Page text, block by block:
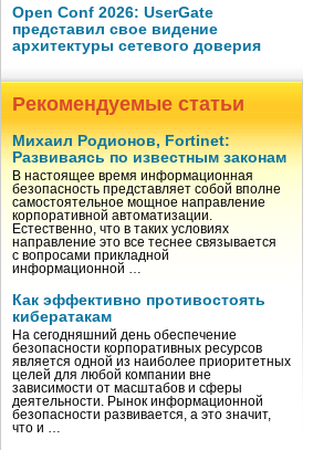
Open Conf 2026: UserGate
представил свое видение
архитектуры сетевого доверия
Рекомендуемые статьи
Михаил Родионов, Fortinet:
Развиваясь по известным законам
В настоящее время информационная
безопасность представляет собой вполне
самостоятельное мощное направление
корпоративной автоматизации.
Естественно, что в таких условиях
направление это все теснее связывается
с вопросами прикладной
информационной …
Как эффективно противостоять
кибератакам
На сегодняшний день обеспечение
безопасности корпоративных ресурсов
является одной из наиболее приоритетных
целей для любой компании вне
зависимости от масштабов и сферы
деятельности. Рынок информационной
безопасности развивается, а это значит,
что и …